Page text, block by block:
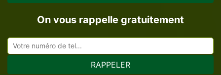
On vous rappelle gratuitement